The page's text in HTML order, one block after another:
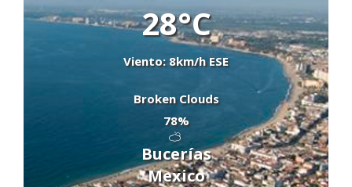
28°C
Viento: 8km/h ESE
Broken Clouds
78%
Bucerías
Mexico